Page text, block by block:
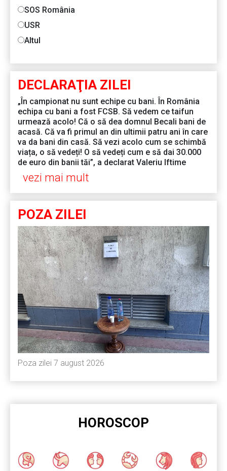
SOS România
USR
Altul
DECLARAŢIA ZILEI
„În campionat nu sunt echipe cu bani. În România
echipa cu bani a fost FCSB. Să vedem ce taifun
urmează acolo! Că o să dea domnul Becali bani de
acasă. Că va fi primul an din ultimii patru ani în care
va da bani din casă. Să vezi acolo cum se schimbă
viața, o să vedeți! O să vedeți cum e să dai 30.000
de euro din banii tăi”, a declarat Valeriu Iftime
vezi mai mult
POZA ZILEI
Poza zilei 7 august 2026
HOROSCOP